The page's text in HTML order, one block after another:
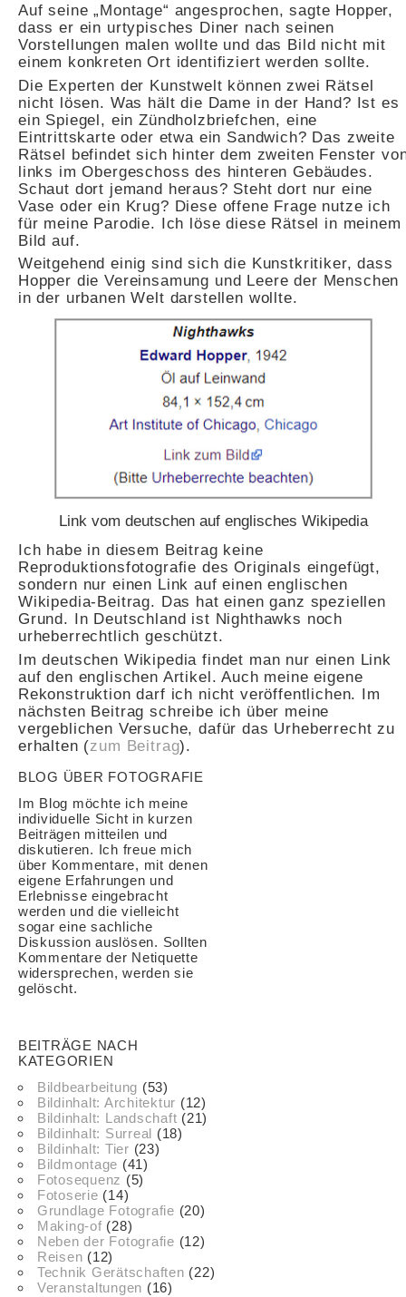
Auf seine „Montage“ angesprochen, sagte Hopper,
dass er ein urtypisches Diner nach seinen
Vorstellungen malen wollte und das Bild nicht mit
einem konkreten Ort identifiziert werden sollte.
Die Experten der Kunstwelt können zwei Rätsel
nicht lösen. Was hält die Dame in der Hand? Ist es
ein Spiegel, ein Zündholzbriefchen, eine
Eintrittskarte oder etwa ein Sandwich? Das zweite
Rätsel befindet sich hinter dem zweiten Fenster
links im Obergeschoss des hinteren Gebäudes.
Schaut dort jemand heraus? Steht dort nur eine
Vase oder ein Krug? Diese offene Frage nutze ich
für meine Parodie. Ich löse diese Rätsel in meinem
Bild auf.
Weitgehend einig sind sich die Kunstkritiker, dass
Hopper die Vereinsamung und Leere der Menschen
in der urbanen Welt darstellen wollte.
Link vom deutschen auf englisches Wikipedia
Ich habe in diesem Beitrag keine
Reproduktionsfotografie des Originals eingefügt,
sondern nur einen Link auf einen englischen
Wikipedia-Beitrag. Das hat einen ganz speziellen
Grund. In Deutschland ist Nighthawks noch
urheberrechtlich geschützt.
Im deutschen Wikipedia findet man nur einen Link
auf den englischen Artikel. Auch meine eigene
Rekonstruktion darf ich nicht veröffentlichen. Im
nächsten Beitrag schreibe ich über meine
vergeblichen Versuche, dafür das Urheberrecht zu
erhalten (zum Beitrag).
BLOG ÜBER FOTOGRAFIE
Im Blog möchte ich meine
individuelle Sicht in kurzen
Beiträgen mitteilen und
diskutieren. Ich freue mich
über Kommentare, mit denen
eigene Erfahrungen und
Erlebnisse eingebracht
werden und die vielleicht
sogar eine sachliche
Diskussion auslösen. Sollten
Kommentare der Netiquette
widersprechen, werden sie
gelöscht.
BEITRÄGE NACH
KATEGORIEN
Bildbearbeitung (53)
Bildinhalt: Architektur (12)
Bildinhalt: Landschaft (21)
Bildinhalt: Surreal (18)
Bildinhalt: Tier (23)
Bildmontage (41)
Fotosequenz (5)
Fotoserie (14)
Grundlage Fotografie (20)
Making-of (28)
Neben der Fotografie (12)
Reisen (12)
Technik Gerätschaften (22)
Veranstaltungen (16)